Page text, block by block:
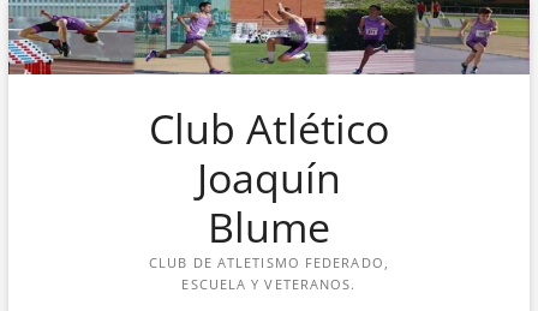
Saltar
al
contenido
Club Atlético
Joaquín
Blume
CLUB DE ATLETISMO FEDERADO,
ESCUELA Y VETERANOS.